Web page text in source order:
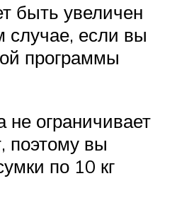
быть увеличен
случае, если вы
программы
не ограничивает
поэтому вы
по 10 кг